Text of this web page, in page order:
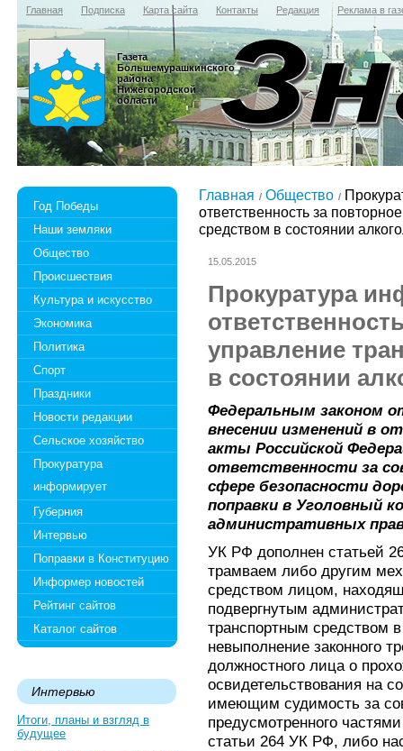
Главная Подписка Карта сайта Контакты Редакция Реклама в
Газета
Большемурашкинского
района
Нижегородской
области
Год Победы
Наши земляки
Общество
Происшествия
Культура и искусство
Экономика
Политика
Спорт
Праздники
Новости редакции
Сельское хозяйство
Прокуратура
информирует
Губерния
Интервью
Поправки в Конституцию
Информер новостей
Рейтинг сайтов
Каталог сайтов
Интервью
Итоги, планы и взгляд в
будущее
Главная Общество
ответственность за
средством в состоянии
15.05.2015
Прокуратура
управление
в состоянии
Федеральным законом
внесении изменений в
акты Российской
ответственности за
сфере безопасности
поправки в Уголовный
административных
УК РФ дополнен статьей
трамваем либо другим
средством лицом,
подвергнутым
транспортным средством
невыполнение законного
должностного лица о
освидетельствования на
имеющим судимость за
предусмотренного
статьи 264 УК РФ, либо